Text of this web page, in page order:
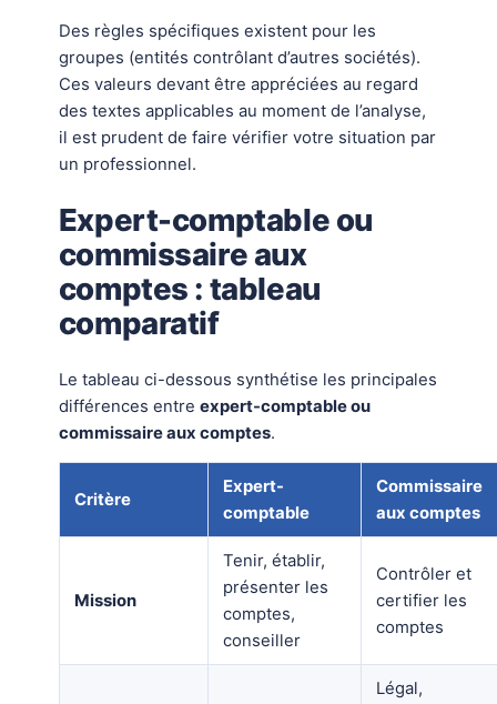
Des règles spécifiques existent pour les
groupes (entités contrôlant d’autres sociétés).
Ces valeurs devant être appréciées au regard
des textes applicables au moment de l’analyse,
il est prudent de faire vérifier votre situation par
un professionnel.
Expert-comptable ou
commissaire aux
comptes : tableau
comparatif
Le tableau ci-dessous synthétise les principales
différences entre expert-comptable ou
commissaire aux comptes.
Critère
Expert-
comptable
Commissaire
aux comptes
Mission
Tenir, établir,
présenter les
comptes,
conseiller
Contrôler et
certifier les
comptes
Légal,